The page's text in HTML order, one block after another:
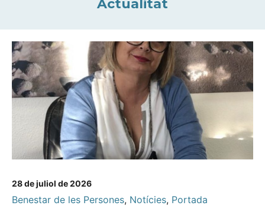
Actualitat
28 de juliol de 2026
Benestar de les Persones, Notícies, Portada